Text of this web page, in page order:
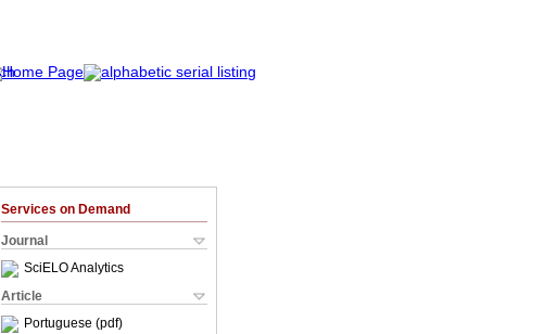
Services on Demand
Journal
SciELO Analytics
Article
Portuguese (pdf)